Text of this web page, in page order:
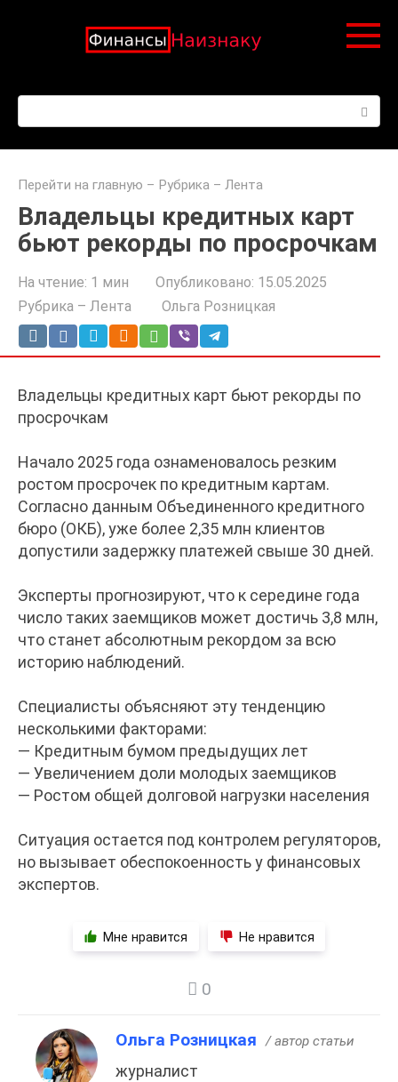
Перейти на главную – Рубрика – Лента
Владельцы кредитных карт
бьют рекорды по просрочкам
На чтение: 1 мин Опубликовано: 15.05.2025
Рубрика – Лента
Ольга Розницкая
Владельцы кредитных карт бьют рекорды по
просрочкам
Начало 2025 года ознаменовалось резким
ростом просрочек по кредитным картам.
Согласно данным Объединенного кредитного
бюро (ОКБ), уже более 2,35 млн клиентов
допустили задержку платежей свыше 30 дней.
Эксперты прогнозируют, что к середине года
число таких заемщиков может достичь 3,8 млн,
что станет абсолютным рекордом за всю
историю наблюдений.
Специалисты объясняют эту тенденцию
несколькими факторами:
— Кредитным бумом предыдущих лет
— Увеличением доли молодых заемщиков
— Ростом общей долговой нагрузки населения
Ситуация остается под контролем регуляторов,
но вызывает обеспокоенность у финансовых
экспертов.
Мне нравится Не нравится
0
Ольга Розницкая / автор статьи
журналист